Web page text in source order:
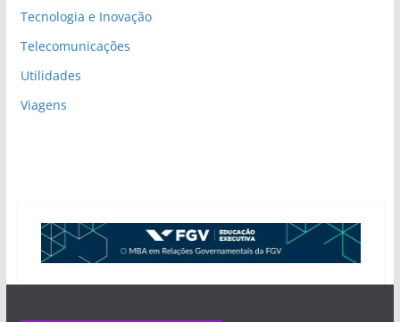
Tecnologia e Inovação
Telecomunicações
Utilidades
Viagens